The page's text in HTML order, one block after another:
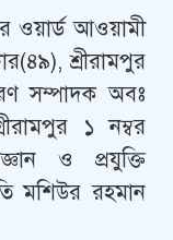
ওয়ার্ড আওয়ামী
শ্রীরামপুর
সম্পাদক অবঃ
১ নম্বর
ও প্রযুক্তি
মশিউর রহমান